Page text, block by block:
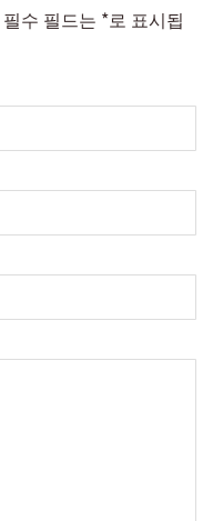
필수 필드는 *로 표시됩